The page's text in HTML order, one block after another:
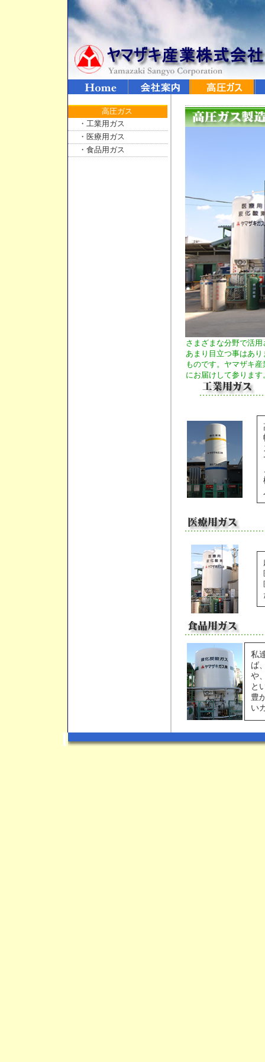
高圧ガス
・工業用ガス
・医療用ガス
・食品用ガス
さまざまな分野で活
あまり目立つ事はあ
ものです。ヤマザキ
にお届けして参ります
私
ば
や
と
豊
い